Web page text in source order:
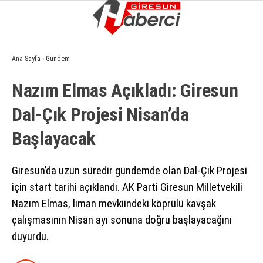
GÜNDEM
EKONOMI
SIYASET
ASAYIŞ
SPOR
YAŞAM
EĞITIM
SAĞLIK
Ana Sayfa › Gündem
Nazım Elmas Açıkladı: Giresun
Dal-Çık Projesi Nisan’da
Başlayacak
Giresun’da uzun süredir gündemde olan Dal-Çık Projesi
için start tarihi açıklandı. AK Parti Giresun Milletvekili
Nazım Elmas, liman mevkiindeki köprülü kavşak
çalışmasının Nisan ayı sonuna doğru başlayacağını
duyurdu.